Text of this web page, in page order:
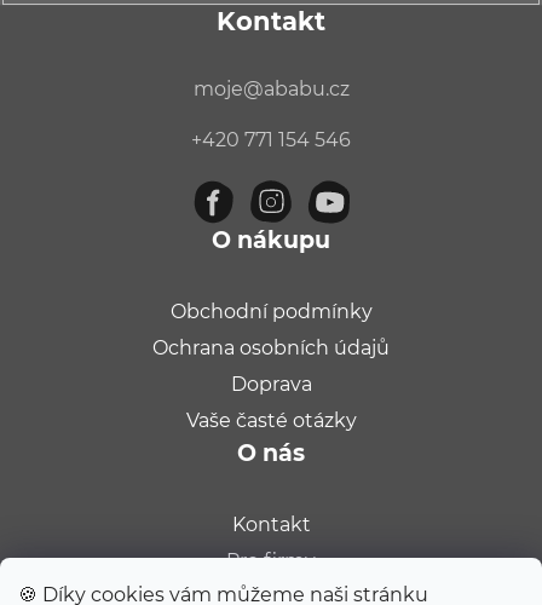
🍪 Díky cookies vám můžeme naši stránku
Kontakt
moje@ababu.cz
+420 771 154 546
O nákupu
Obchodní podmínky
Ochrana osobních údajů
Doprava
Vaše časté otázky
O nás
Kontakt
Pro firmy
Velkoobchod